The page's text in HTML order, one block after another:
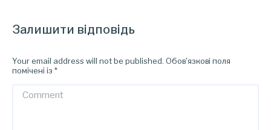
Залишити відповідь
Your email address will not be published. Обов'язкові поля
помічені із *
Comment